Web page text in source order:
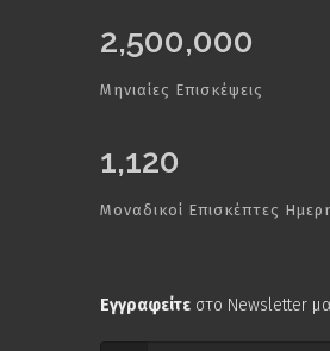
2,500,000
Μηνιαίες Επισκέψεις
1,120
Μοναδικοί Επισκέπτες
Εγγραφείτε στο Newsletter